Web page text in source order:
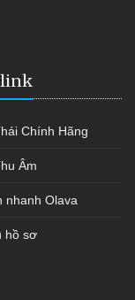
link
Chính Hãng
Âm
nhanh Olava
hồ sơ